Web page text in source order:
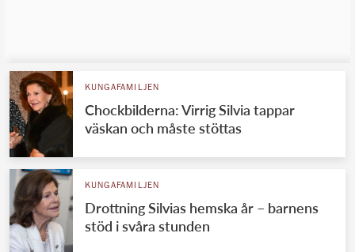
KUNGAFAMILJEN
Chockbilderna: Virrig Silvia tappar
väskan och måste stöttas
KUNGAFAMILJEN
Drottning Silvias hemska år – barnens
stöd i svåra stunden